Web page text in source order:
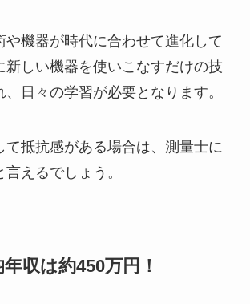
や機器が時代に合わせて進化して
新しい機器を使いこなすだけの技
日々の学習が必要となります。
て抵抗感がある場合は、測量士に
えるでしょう。
収は約450万円！